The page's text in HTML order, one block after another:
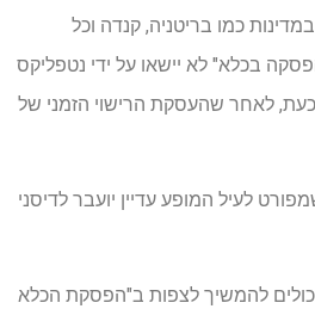
כמו בריטניה, קנדה וכל
בכלא" לא יישאו על ידי נטפליקס
3 בספטמבר 2025, כעת, לאחר שהעסקת הרישוי הזמני של
לעיל המופע עדיין יועבר לדיסני
להמשיך לצפות ב"הפסקת הכלא